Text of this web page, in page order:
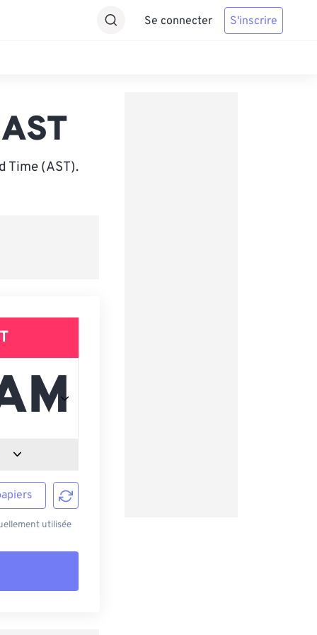
Se connecter S'inscrire
Time (AST).
utilisée